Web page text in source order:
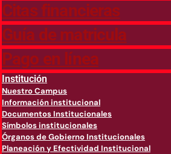
Citas financieras
Guía de matricula
Pago en línea
Institución
Nuestro Campus
Información institucional
Documentos Institucionales
Símbolos institucionales
Órganos de Gobierno Institucionales
Planeación y Efectividad Institucional